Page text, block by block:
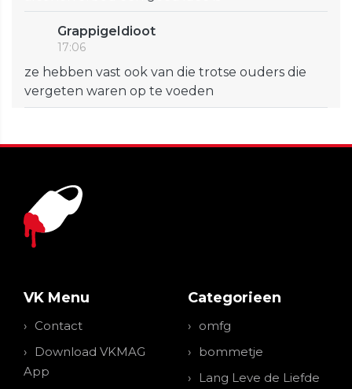
GrappigeIdioot
17:06
ze hebben vast ook van die trotse ouders die
vergeten waren op te voeden
VK Menu
Contact
Download VKMAG
App
Categorieen
omfg
bommetje
Lang Leve de Liefde